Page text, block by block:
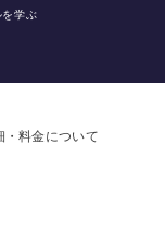
を学ぶ
・料金について